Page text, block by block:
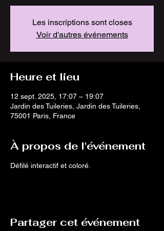
Les inscriptions sont closes
Voir d'autres événements
Heure et lieu
12 sept. 2025, 17:07 – 19:07
Jardin des Tuileries, Jardin des Tuileries,
75001 Paris, France
À propos de l'événement
Défilé interactif et coloré.
Partager cet événement